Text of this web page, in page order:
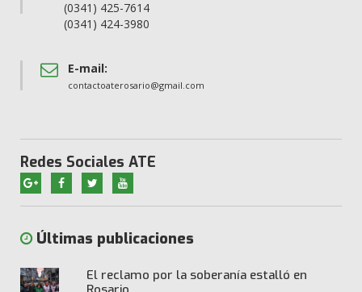
(0341) 425-7614
(0341) 424-3980
E-mail:
contactoaterosario@gmail.com
Redes Sociales ATE
Últimas publicaciones
El reclamo por la soberanía estalló en